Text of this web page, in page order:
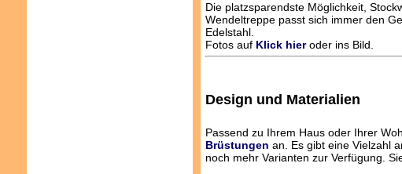
Die platzsparendste Möglichkeit,
Wendeltreppe passt sich immer den
Edelstahl.
Fotos auf Klick hieroder ins Bild.
Design und Materialien
Passend zu Ihrem Haus oder Ihrer
Brüstungen an. Es gibt eine Vielzahl
noch mehr Varianten zur Verfügung.